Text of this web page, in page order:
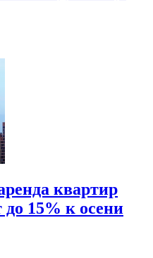
квартир
15% к осени